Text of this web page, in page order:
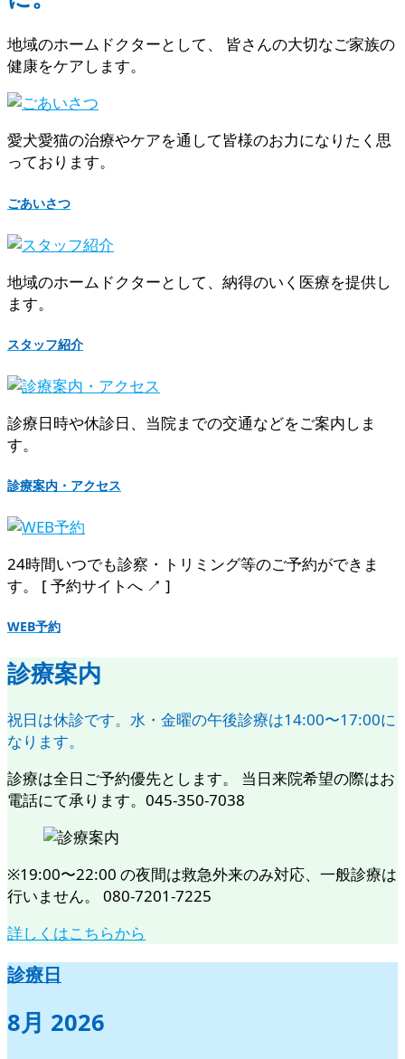
地域のホームドクターとして、 皆さんの大切なご家族の
健康をケアします。
愛犬愛猫の治療やケアを通して皆様のお力になりたく思
っております。
ごあいさつ
地域のホームドクターとして、納得のいく医療を提供し
ます。
スタッフ紹介
診療日時や休診日、当院までの交通などをご案内しま
す。
診療案内・アクセス
24時間いつでも診察・トリミング等のご予約ができま
す。 [ 予約サイトへ ↗︎ ]
WEB予約
診療案内
祝日は休診です。水・金曜の午後診療は14:00〜17:00に
なります。
診療は全日ご予約優先とします。 当日来院希望の際はお
電話にて承ります。045-350-7038
※19:00〜22:00 の夜間は救急外来のみ対応、一般診療は
行いません。 080-7201-7225
詳しくはこちらから
診療日
8月 2026